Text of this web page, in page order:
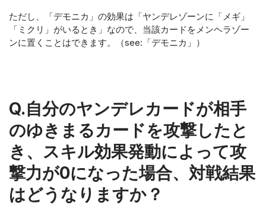
ただし、「デモニカ」の効果は「ヤンデレゾーンに「メギ」
「ミクリ」がいるとき」なので、当該カードをメンヘラゾー
ンに置くことはできます。（see:「デモニカ」）
Q.自分のヤンデレカードが相手
のゆきまるカードを攻撃したと
き、スキル効果発動によって攻
撃力が0になった場合、対戦結果
はどうなりますか？